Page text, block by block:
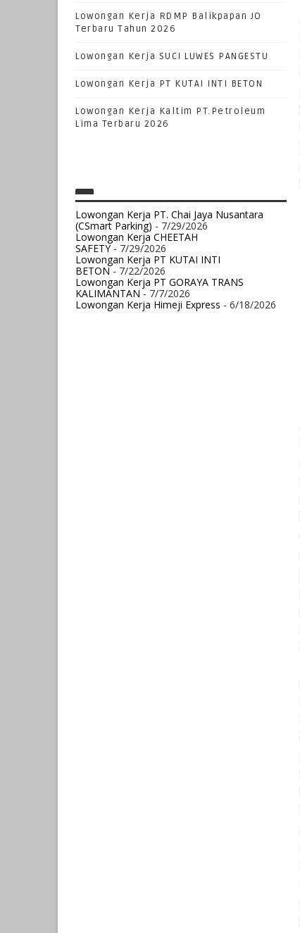
Lowongan Kerja RDMP Balikpapan JO
Terbaru Tahun 2026
Lowongan Kerja SUCI LUWES PANGESTU
Lowongan Kerja PT KUTAI INTI BETON
Lowongan Kerja Kaltim PT.Petroleum
Lima Terbaru 2026
Lowongan Kerja PT. Chai Jaya Nusantara
(CSmart Parking) - 7/29/2026
Lowongan Kerja CHEETAH
SAFETY- 7/29/2026
Lowongan Kerja PT KUTAI INTI
BETON- 7/22/2026
Lowongan Kerja PT GORAYA TRANS
KALIMANTAN- 7/7/2026
Lowongan Kerja Himeji Express - 6/18/2026